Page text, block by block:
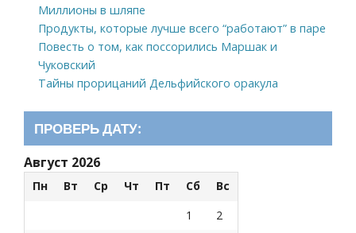
Миллионы в шляпе
Продукты, которые лучше всего “работают” в паре
Повесть о том, как поссорились Маршак и
Чуковский
Тайны прорицаний Дельфийского оракула
ПРОВЕРЬ ДАТУ:
Август 2026
Пн Вт Ср Чт Пт Сб
Вс
1
2